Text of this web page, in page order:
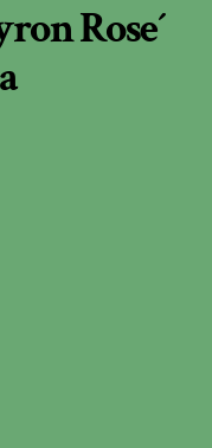
Rose´